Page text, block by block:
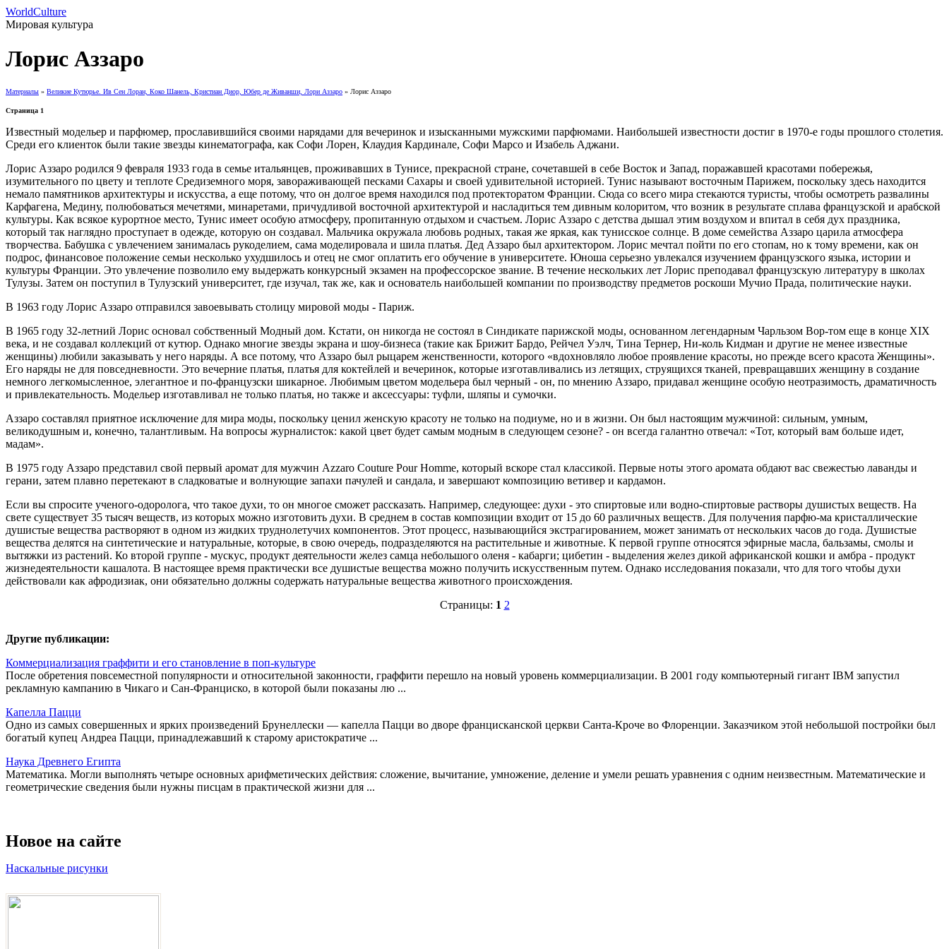
WorldCulture
Мировая культура
Лорис Аззаро
Материалы » Великие Кутюрье. Ив Сен Лоран, Коко Шанель, Кристиан Диор, Юбер де Живанши, Лори Аззаро » Лорис Аззаро
Страница 1
Известный модельер и парфюмер, прославившийся своими нарядами для вечеринок и изысканными мужскими парфюмами. Наибольшей известности достиг в 1970-е годы прошлого столетия.
Среди его клиенток были такие звезды кинематографа, как Софи Лорен, Клаудия Кардинале, Софи Марсо и Изабель Аджани.
Лорис Аззаро родился 9 февраля 1933 года в семье итальянцев, проживавших в Тунисе, прекрасной стране, сочетавшей в себе Восток и Запад, поражавшей красотами побережья,
изумительного по цвету и теплоте Средиземного моря, завораживающей песками Сахары и своей удивительной историей. Тунис называют восточным Парижем, поскольку здесь находится
немало памятников архитектуры и искусства, а еще потому, что он долгое время находился под протекторатом Франции. Сюда со всего мира стекаются туристы, чтобы осмотреть развалины
Карфагена, Медину, полюбоваться мечетями, минаретами, причудливой восточной архитектурой и насладиться тем дивным колоритом, что возник в результате сплава французской и арабской
культуры. Как всякое курортное место, Тунис имеет особую атмосферу, пропитанную отдыхом и счастьем. Лорис Аззаро с детства дышал этим воздухом и впитал в себя дух праздника,
который так наглядно проступает в одежде, которую он создавал. Мальчика окружала любовь родных, такая же яркая, как тунисское солнце. В доме семейства Аззаро царила атмосфера
творчества. Бабушка с увлечением занималась рукоделием, сама моделировала и шила платья. Дед Аззаро был архитектором. Лорис мечтал пойти по его стопам, но к тому времени, как он
подрос, финансовое положение семьи несколько ухудшилось и отец не смог оплатить его обучение в университете. Юноша серьезно увлекался изучением французского языка, истории и
культуры Франции. Это увлечение позволило ему выдержать конкурсный экзамен на профессорское звание. В течение нескольких лет Лорис преподавал французскую литературу в школах
Тулузы. Затем он поступил в Тулузский университет, где изучал, так же, как и основатель наибольшей компании по производству предметов роскоши Мучио Прада, политические науки.
В 1963 году Лорис Аззаро отправился завоевывать столицу мировой моды - Париж.
В 1965 году 32-летний Лорис основал собственный Модный дом. Кстати, он никогда не состоял в Синдикате парижской моды, основанном легендарным Чарльзом Вор-том еще в конце XIX
века, и не создавал коллекций от кутюр. Однако многие звезды экрана и шоу-бизнеса (такие как Брижит Бардо, Рейчел Уэлч, Тина Тернер, Ни-коль Кидман и другие не менее известные
женщины) любили заказывать у него наряды. А все потому, что Аззаро был рыцарем женственности, которого «вдохновляло любое проявление красоты, но прежде всего красота Женщины».
Его наряды не для повседневности. Это вечерние платья, платья для коктейлей и вечеринок, которые изготавливались из летящих, струящихся тканей, превращавших женщину в создание
немного легкомысленное, элегантное и по-французски шикарное. Любимым цветом модельера был черный - он, по мнению Аззаро, придавал женщине особую неотразимость, драматичность
и привлекательность. Модельер изготавливал не только платья, но также и аксессуары: туфли, шляпы и сумочки.
Аззаро составлял приятное исключение для мира моды, поскольку ценил женскую красоту не только на подиуме, но и в жизни. Он был настоящим мужчиной: сильным, умным,
великодушным и, конечно, талантливым. На вопросы журналисток: какой цвет будет самым модным в следующем сезоне? - он всегда галантно отвечал: «Тот, который вам больше идет,
мадам».
В 1975 году Аззаро представил свой первый аромат для мужчин Azzaro Couture Pour Homme, который вскоре стал классикой. Первые ноты этого аромата обдают вас свежестью лаванды и
герани, затем плавно перетекают в сладковатые и волнующие запахи пачулей и сандала, и завершают композицию ветивер и кардамон.
Если вы спросите ученого-одоролога, что такое духи, то он многое сможет рассказать. Например, следующее: духи - это спиртовые или водно-спиртовые растворы душистых веществ. На
свете существует 35 тысяч веществ, из которых можно изготовить духи. В среднем в состав композиции входит от 15 до 60 различных веществ. Для получения парфю-ма кристаллические
душистые вещества растворяют в одном из жидких труднолетучих компонентов. Этот процесс, называющийся экстрагированием, может занимать от нескольких часов до года. Душистые
вещества делятся на синтетические и натуральные, которые, в свою очередь, подразделяются на растительные и животные. К первой группе относятся эфирные масла, бальзамы, смолы и
вытяжки из растений. Ко второй группе - мускус, продукт деятельности желез самца небольшого оленя - кабарги; цибетин - выделения желез дикой африканской кошки и амбра - продукт
жизнедеятельности кашалота. В настоящее время практически все душистые вещества можно получить искусственным путем. Однако исследования показали, что для того чтобы духи
действовали как афродизиак, они обязательно должны содержать натуральные вещества животного происхождения.
Страницы: 1 2
Другие публикации:
Коммерциализация граффити и его становление в поп-культуре
После обретения повсеместной популярности и относительной законности, граффити перешло на новый уровень коммерциализации. В 2001 году компьютерный гигант IBM запустил
рекламную кампанию в Чикаго и Сан-Франциско, в которой были показаны лю ...
Капелла Пацци
Одно из самых совершенных и ярких произведений Брунеллески — капелла Пацци во дворе францисканской церкви Санта-Кроче во Флоренции. Заказчиком этой небольшой постройки был
богатый купец Андреа Пацци, принадлежавший к старому аристократиче ...
Наука Древнего Египта
Математика. Могли выполнять четыре основных арифметических действия: сложение, вычитание, умножение, деление и умели решать уравнения с одним неизвестным. Математические и
геометрические сведения были нужны писцам в практической жизни для ...
Новое на сайте
Наскальные рисунки